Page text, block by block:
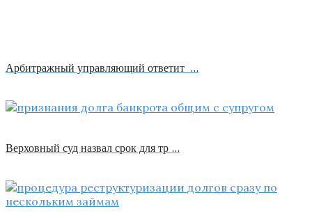
Арбитражный управляющий ответит …
Верховный суд назвал срок для тр …